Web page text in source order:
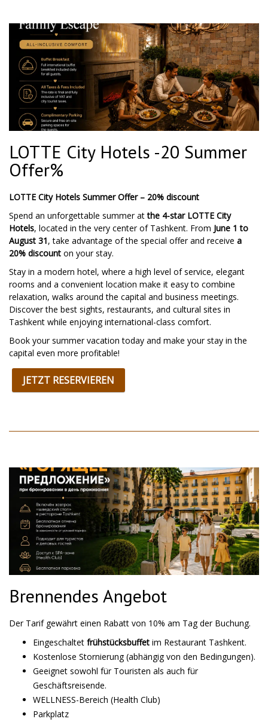
LOTTE City Hotels -20 Summer
Offer%
LOTTE City Hotels Summer Offer – 20% discount
Spend an unforgettable summer atthe 4-star LOTTE City
Hotels, located in the very center of Tashkent. From June 1 to
August 31, take advantage of the special offer and receive a
20% discount on your stay.
Stay in a modern hotel, where a high level of service, elegant
rooms and a convenient location make it easy to combine
relaxation, walks around the capital and business meetings.
Discover the best sights, restaurants, and cultural sites in
Tashkent while enjoying international-class comfort.
Book your summer vacation today and make your stay in the
capital even more profitable!
JETZT RESERVIEREN
Brennendes Angebot
Der Tarif gewährt einen Rabatt von 10% am Tag der Buchung.
Eingeschaltet frühstücksbuffet im Restaurant Tashkent.
Kostenlose Stornierung (abhängig von den Bedingungen).
Geeignet sowohl für Touristen als auch für
Geschäftsreisende.
WELLNESS-Bereich (Health Club)
Parkplatz